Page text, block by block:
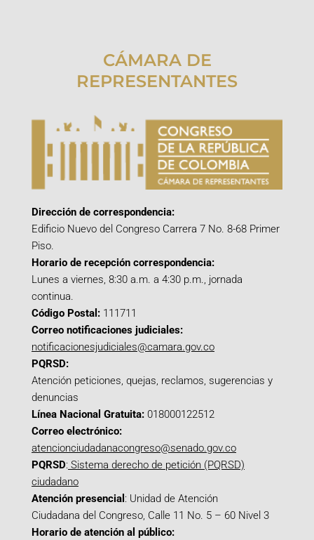
CÁMARA DE
REPRESENTANTES
Dirección de correspondencia:
Edificio Nuevo del Congreso Carrera 7 No. 8-68 Primer
Piso.
Horario de recepción correspondencia:
Lunes a viernes, 8:30 a.m. a 4:30 p.m., jornada
continua.
Código Postal: 111711
Correo notificaciones judiciales:
notificacionesjudiciales@camara.gov.co
PQRSD:
Atención peticiones, quejas, reclamos, sugerencias y
denuncias
Línea Nacional Gratuita: 018000122512
Correo electrónico:
atencionciudadanacongreso@senado.gov.co
PQRSD: Sistema derecho de petición (PQRSD)
ciudadano
Atención presencial : Unidad de Atención
Ciudadana del Congreso, Calle 11 No. 5 – 60 Nivel 3
Horario de atención al público: